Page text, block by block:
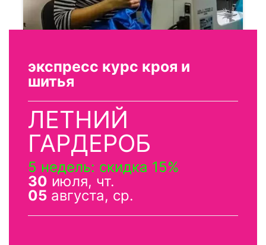
экспресс курс кроя и
шитья
ЛЕТНИЙ
ГАРДЕРОБ
5 недель: скидка 15%
30 июля, чт.
05 августа, ср.